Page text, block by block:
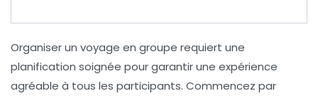
Organiser un voyage en groupe requiert une
planification soignée pour garantir une expérience
agréable à tous les participants. Commencez par